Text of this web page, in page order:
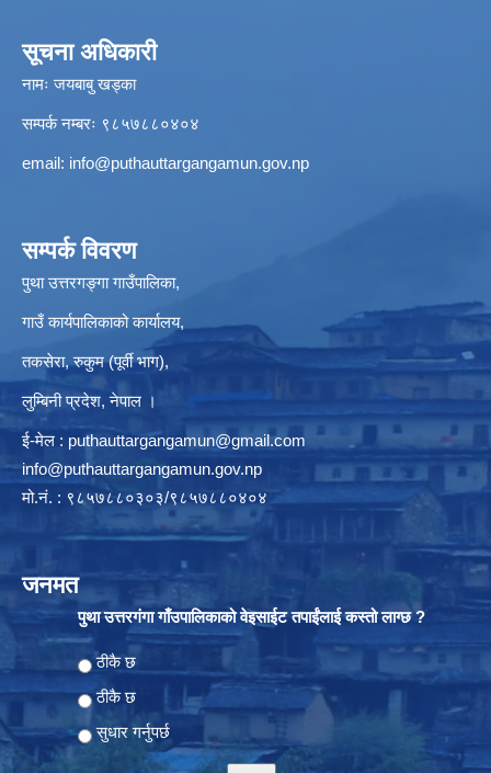
सूचना अधिकारी
नामः जयबाबु खड्का
सम्पर्क नम्बरः ९८५७८८०४०४
email: info@puthauttargangamun.gov.np
सम्पर्क विवरण
पुथा उत्तरगङ्गा गाउँपालिका,
गाउँ कार्यपालिकाको कार्यालय,
तकसेरा, रुकुम (पूर्वी भाग),
लुम्बिनी प्रदेश, नेपाल ।
ई-मेल : puthauttargangamun@gmail.com
info@puthauttargangamun.gov.np
मो.नं. : ९८५७८८०३०३/९८५७८८०४०४
जनमत
पुथा उत्तरगंगा गाँउपालिकाको वेइसाईट तपाईंलाई कस्तो लाग्छ ?
Choices
ठीकै छ
ठीकै छ
सुधार गर्नुपर्छ